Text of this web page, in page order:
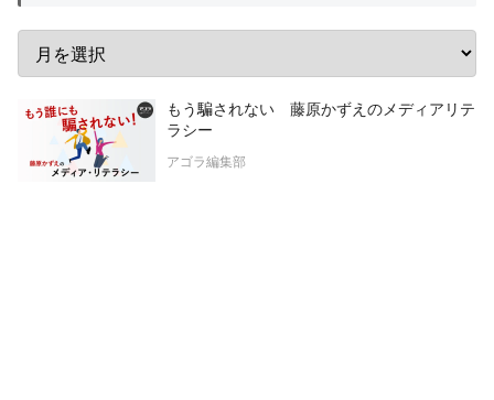
もう騙されない 藤原かずえのメディアリテ
ラシー
アゴラ編集部